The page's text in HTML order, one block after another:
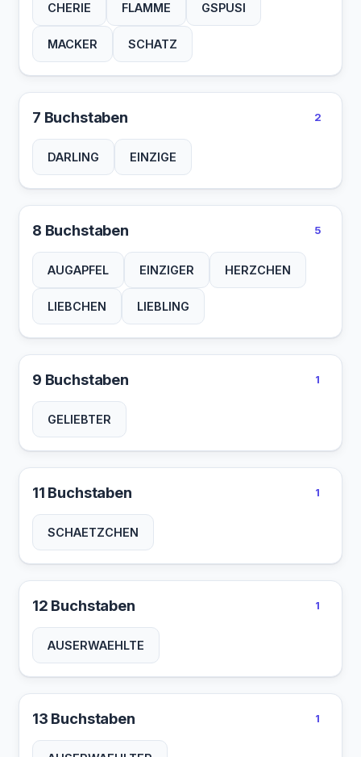
CHERIE FLAMME GSPUSI
MACKER SCHATZ
7 Buchstaben 2
DARLING EINZIGE
8 Buchstaben 5
AUGAPFEL EINZIGER HERZCHEN
LIEBCHEN LIEBLING
9 Buchstaben 1
GELIEBTER
11 Buchstaben 1
SCHAETZCHEN
12 Buchstaben 1
AUSERWAEHLTE
13 Buchstaben 1